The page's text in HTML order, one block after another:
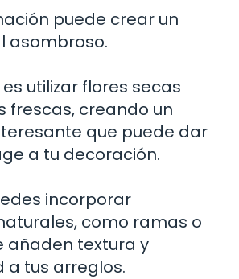
puede crear un
asombroso.
utilizar flores secas
frescas, creando un
que puede dar
a tu decoración.
incorporar
como ramas o
añaden textura y
a tus arreglos.